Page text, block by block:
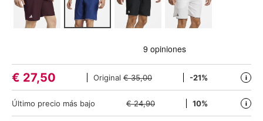
€ 27,50 Original € 35,00 -21% i
Último precio más bajo € 24,90 10% i